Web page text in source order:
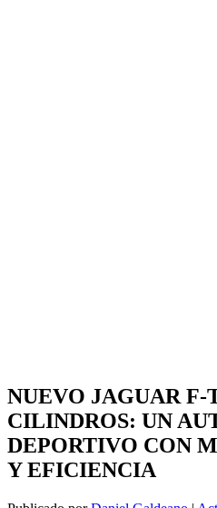
NUEVO JAGUAR F-
CILINDROS: UN
DEPORTIVO CON
Y EFICIENCIA